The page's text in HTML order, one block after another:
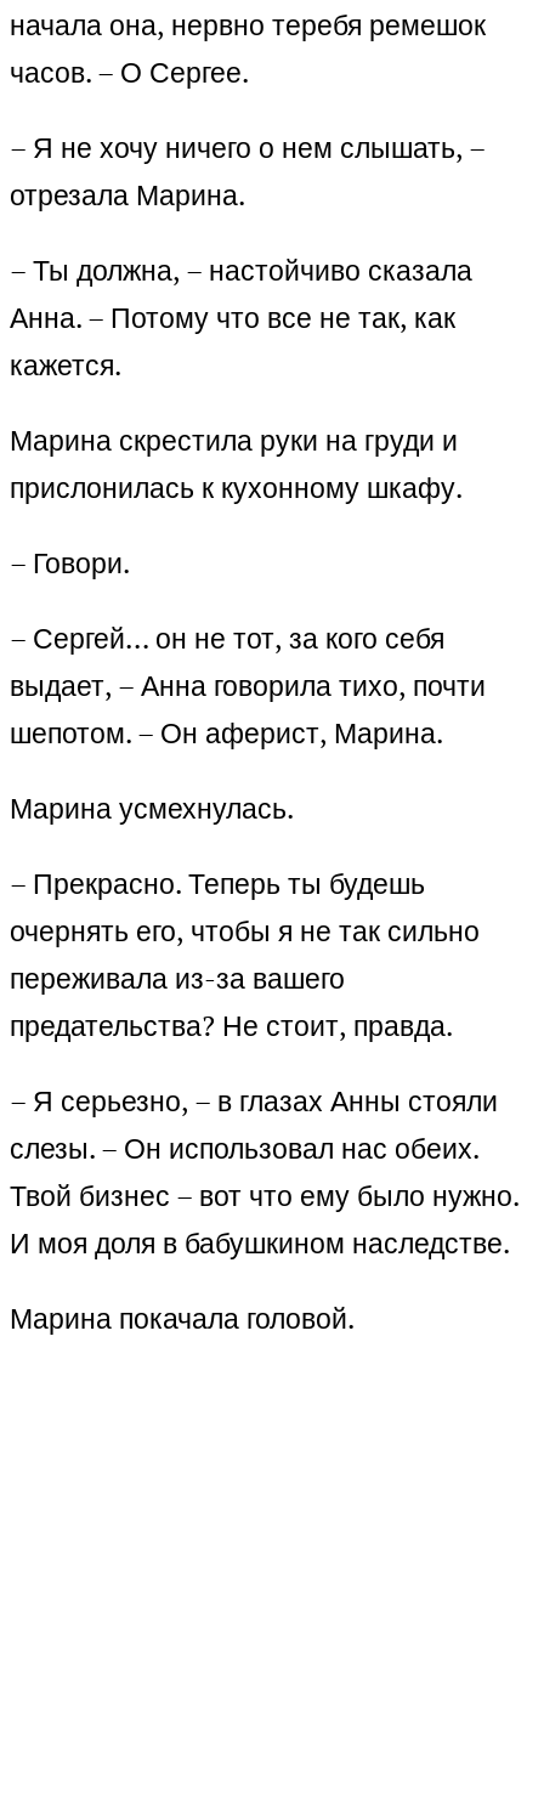
начала она, нервно теребя ремешок
часов. – О Сергее.
– Я не хочу ничего о нем слышать, –
отрезала Марина.
– Ты должна, – настойчиво сказала
Анна. – Потому что все не так, как
кажется.
Марина скрестила руки на груди и
прислонилась к кухонному шкафу.
– Говори.
– Сергей… он не тот, за кого себя
выдает, – Анна говорила тихо, почти
шепотом. – Он аферист, Марина.
Марина усмехнулась.
– Прекрасно. Теперь ты будешь
очернять его, чтобы я не так сильно
переживала из-за вашего
предательства? Не стоит, правда.
– Я серьезно, – в глазах Анны стояли
слезы. – Он использовал нас обеих.
Твой бизнес – вот что ему было нужно.
И моя доля в бабушкином наследстве.
Марина покачала головой.